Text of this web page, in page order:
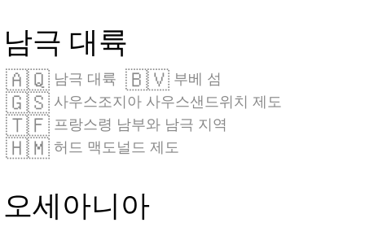
남극 대륙
🇦🇶 남극 대륙 🇧🇻 부베 섬
🇬🇸 사우스조지아 사우스샌드위치 제도
🇹🇫 프랑스령 남부와 남극 지역
🇭🇲 허드 맥도널드 제도
오세아니아